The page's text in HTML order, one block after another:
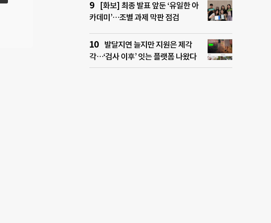
[화보] 최종 발표 앞둔 ‘유일한 아
카데미’…조별 과제 막판 점검
발달지연 늘지만 지원은 제각
각…‘검사 이후’ 잇는 플랫폼 나왔다